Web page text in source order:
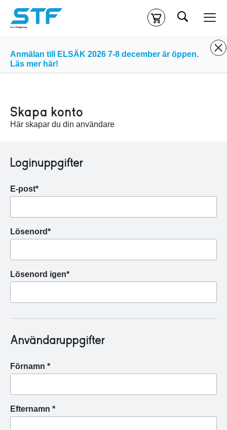
Kassa
Klicka härför att komma till alla tillgängliga onlinekurser.
Sök
Anmälan till ELSÄK 2026 7-8 december är öppen.
Läs mer här!
Skapa konto
Här skapar du din användare
Loginuppgifter
E-post*
Lösenord*
Lösenord igen*
Användaruppgifter
Förnamn *
Efternamn *